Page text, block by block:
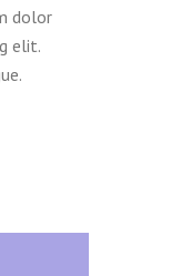
dolor
elit.